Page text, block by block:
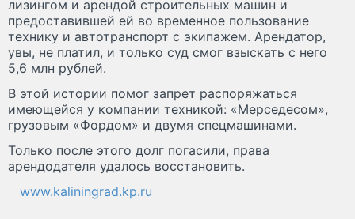
лизингом и арендой строительных машин и
предоставившей ей во временное пользование
технику и автотранспорт с экипажем. Арендатор,
увы, не платил, и только суд смог взыскать с него
5,6 млн рублей.
В этой истории помог запрет распоряжаться
имеющейся у компании техникой: «Мерседесом»,
грузовым «Фордом» и двумя спецмашинами.
Только после этого долг погасили, права
арендодателя удалось восстановить.
www.kaliningrad.kp.ru